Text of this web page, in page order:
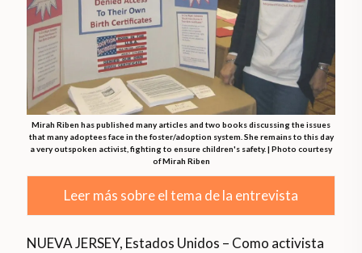
Mirah Riben has published many articles and two books discussing the issues
that many adoptees face in the foster/adoption system. She remains to this day
a very outspoken activist, fighting to ensure children's safety. | Photo courtesy
of Mirah Riben
Leer más sobre el tema de la entrevista
NUEVA JERSEY, Estados Unidos – Como activista